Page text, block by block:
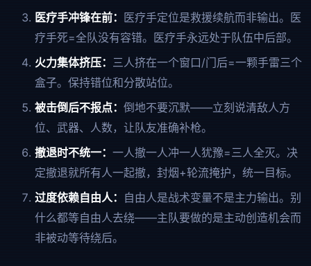
医疗手冲锋在前： 医疗手定位是救援续航而非输出。医
疗手死=全队没有容错。医疗手永远处于队伍中后部。
火力集体挤压： 三人挤在一个窗口/门后=一颗手雷三个
盒子。保持错位和分散站位。
被击倒后不报点： 倒地不要沉默——立刻说清敌人方
位、武器、人数，让队友准确补枪。
撤退时不统一： 一人撤一人冲一人犹豫=三人全灭。决
定撤退就所有人一起撤，封烟+轮流掩护，统一目标。
过度依赖自由人： 自由人是战术变量不是主力输出。别
什么都等自由人去绕——主队要做的是主动创造机会而
非被动等待绕后。